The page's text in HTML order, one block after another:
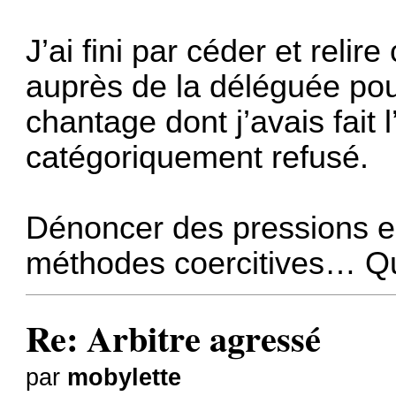
J’ai fini par céder et
auprès de la déléguée
chantage dont j’avais fait
catégoriquement refusé.
Dénoncer des pressions
méthodes coercitives…
Re: Arbitre agressé
par mobylette